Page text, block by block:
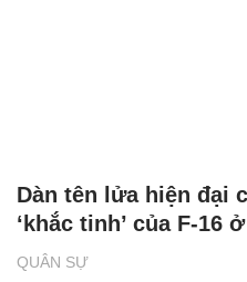
QUÂN SỰ
Dàn tên lửa hiện đại
‘khắc tinh’ của F-16